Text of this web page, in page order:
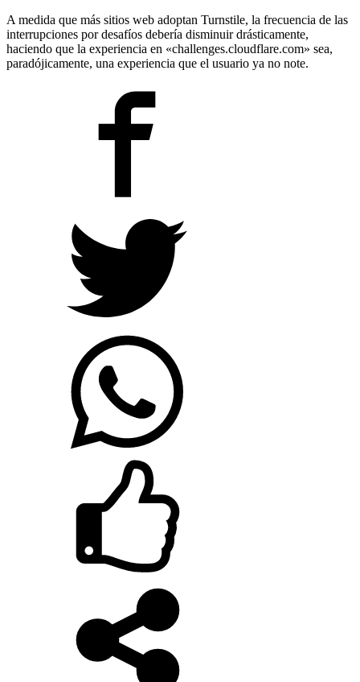
A medida que más sitios web adoptan Turnstile, la frecuencia de las
interrupciones por desafíos debería disminuir drásticamente,
haciendo que la experiencia en «challenges.cloudflare.com» sea,
paradójicamente, una experiencia que el usuario ya no note.